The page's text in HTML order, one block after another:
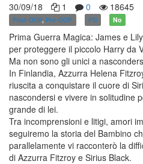
30/09/18 1 0 18645
Post-OOP, Pre-OOP PG No
Prima Guerra Magica: James e
per proteggere il piccolo Harry da
Ma non sono gli unici a
In Finlandia, Azzurra Helena
riuscita a conquistare il cuore di
nascondersi e vivere in solitudine
grande di lei.
Tra incomprensioni e litigi, amori
seguiremo la storia del Bambino
parallelamente vi racconterò la
di Azzurra Fitzroy e Sirius Black.